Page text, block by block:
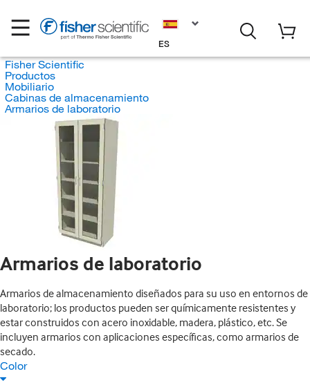
ES
Fisher Scientific
Productos
Mobiliario
Cabinas de almacenamiento
Armarios de laboratorio
Armarios de laboratorio
Armarios de almacenamiento diseñados para su uso en entornos de
laboratorio; los productos pueden ser químicamente resistentes y
estar construidos con acero inoxidable, madera, plástico, etc. Se
incluyen armarios con aplicaciones específicas, como armarios de
secado.
Color